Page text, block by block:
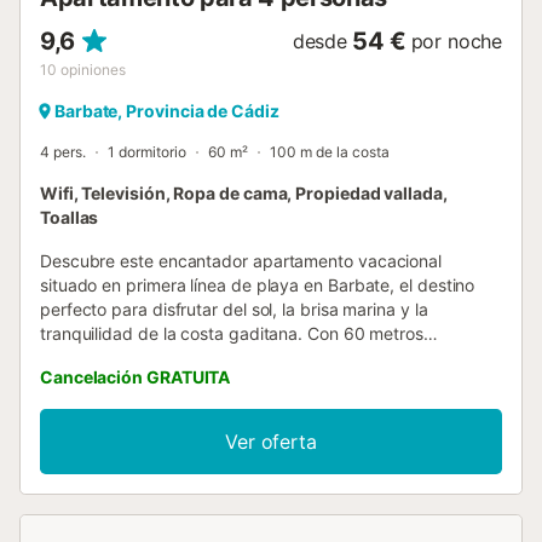
9,6
10 opiniones
desde 54 € por noche
Barbate, Provincia de Cádiz
4 pers. 1 dormitorio 60 m² 100 m de la costa
Wifi, Televisión, Ropa de cama, Propiedad vallada,
Toallas
Descubre este encantador apartamento vacacional
situado en primera línea de playa en Barbate, el destino
perfecto para disfrutar del sol, la brisa marina y la
tranquilidad de la costa gaditana. Con 60 metros
alojamiento ofrece un ambiente luminoso y confortable
para hasta 4 personas. El apartamento cuenta con un
dormitorio amplio, un baño completo, una cocina
totalmente equipada para preparar tus comidas favoritas
y un salón espacioso con sofá cama doble, ideal para
Cancelación GRATUITA
Ver oferta